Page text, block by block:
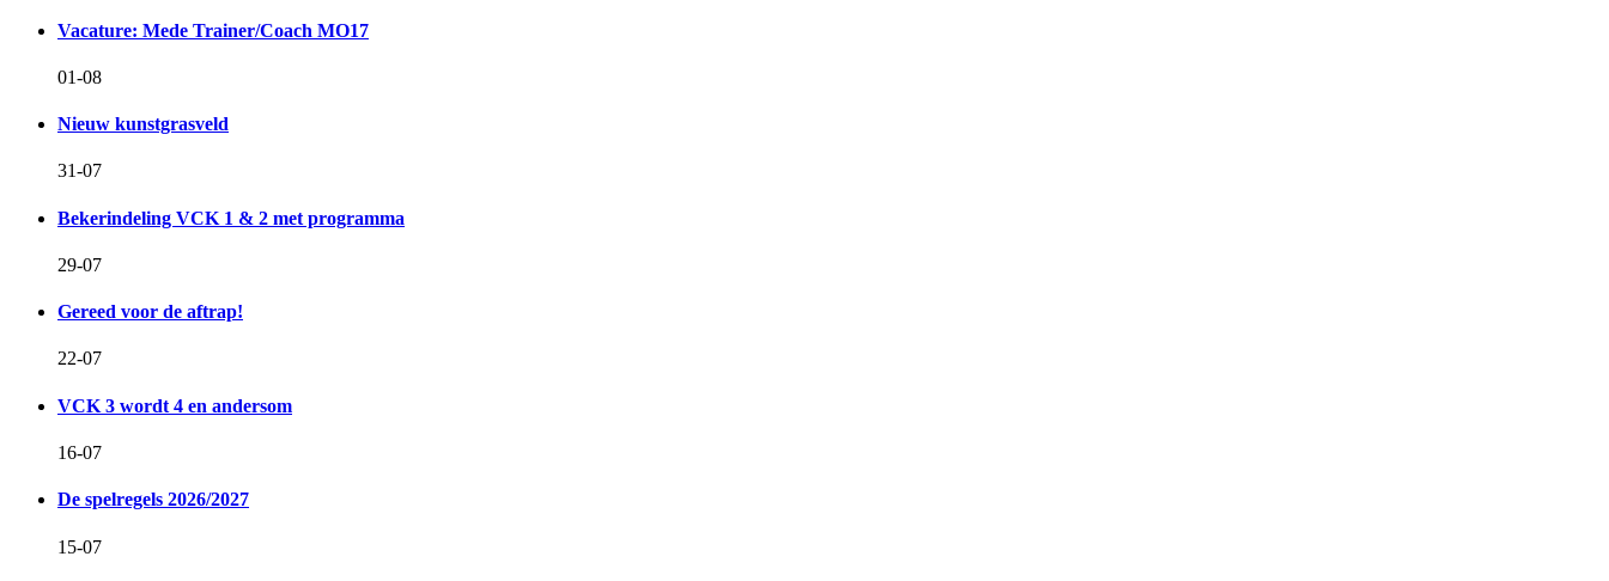
Vacature: Mede Trainer/Coach MO17
01-08
Nieuw kunstgrasveld
31-07
Bekerindeling VCK 1 & 2 met programma
29-07
Gereed voor de aftrap!
22-07
VCK 3 wordt 4 en andersom
16-07
De spelregels 2026/2027
15-07